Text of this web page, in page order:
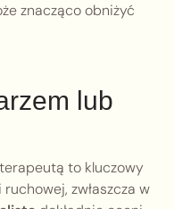
znacząco obniżyć
lub
to kluczowy
zwłaszcza w